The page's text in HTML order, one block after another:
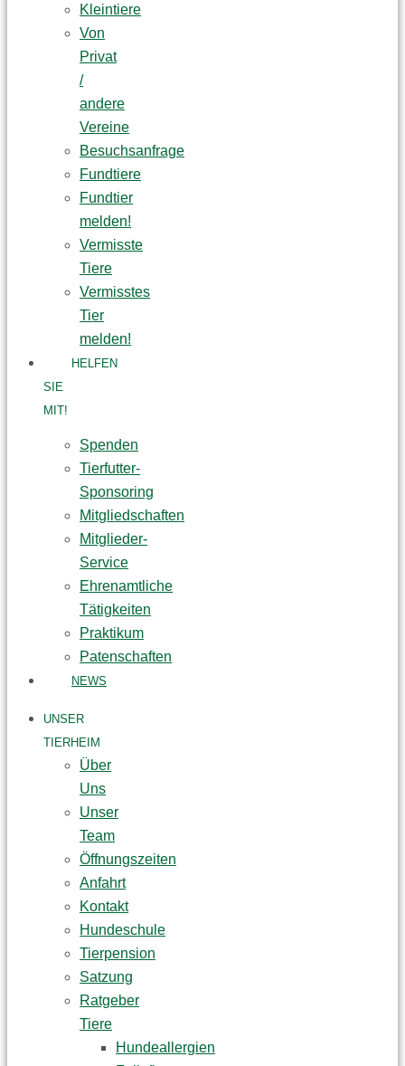
Kleintiere
Von
Privat
/
andere
Vereine
Besuchsanfrage
Fundtiere
Fundtier
melden!
Vermisste
Tiere
Vermisstes
Tier
melden!
HELFEN
SIE
MIT!
Spenden
Tierfutter-
Sponsoring
Mitgliedschaften
Mitglieder-
Service
Ehrenamtliche
Tätigkeiten
Praktikum
Patenschaften
NEWS
UNSER
TIERHEIM
Über
Uns
Unser
Team
Öffnungszeiten
Anfahrt
Kontakt
Hundeschule
Tierpension
Satzung
Ratgeber
Tiere
Hundeallergien